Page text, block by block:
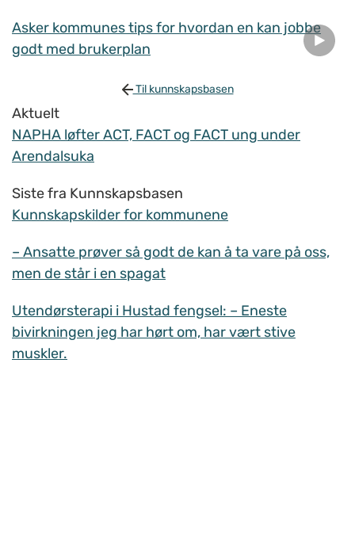
Asker kommunes tips for hvordan en kan jobbe
godt med brukerplan
Til kunnskapsbasen
Aktuelt
NAPHA løfter ACT, FACT og FACT ung under
Arendalsuka
Siste fra Kunnskapsbasen
Kunnskapskilder for kommunene
– Ansatte prøver så godt de kan å ta vare på oss,
men de står i en spagat
Utendørsterapi i Hustad fengsel: – Eneste
bivirkningen jeg har hørt om, har vært stive
muskler.